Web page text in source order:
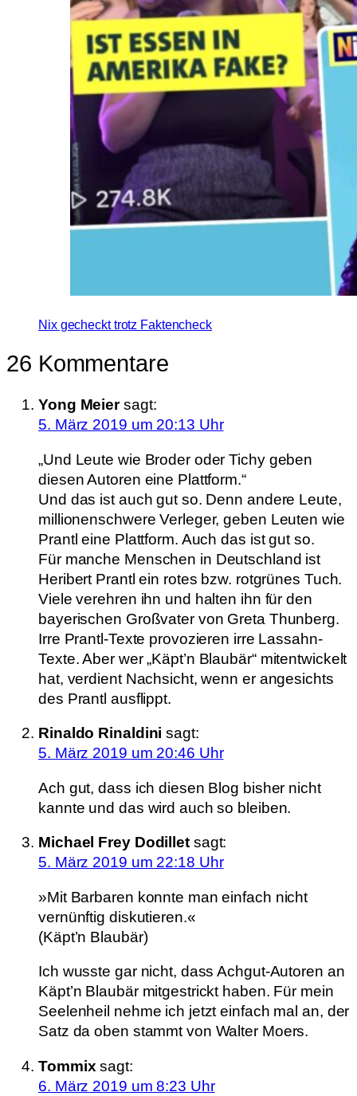
Nix gecheckt trotz Faktencheck
26 Kommentare
Yong Meier sagt:
5. März 2019 um 20:13 Uhr
„Und Leute wie Broder oder Tichy geben
diesen Autoren eine Plattform.“
Und das ist auch gut so. Denn andere Leute,
millionenschwere Verleger, geben Leuten wie
Prantl eine Plattform. Auch das ist gut so.
Für manche Menschen in Deutschland ist
Heribert Prantl ein rotes bzw. rotgrünes Tuch.
Viele verehren ihn und halten ihn für den
bayerischen Großvater von Greta Thunberg.
Irre Prantl-Texte provozieren irre Lassahn-
Texte. Aber wer „Käpt’n Blaubär“ mitentwickelt
hat, verdient Nachsicht, wenn er angesichts
des Prantl ausflippt.
Rinaldo Rinaldini sagt:
5. März 2019 um 20:46 Uhr
Ach gut, dass ich diesen Blog bisher nicht
kannte und das wird auch so bleiben.
Michael Frey Dodillet sagt:
5. März 2019 um 22:18 Uhr
»Mit Barbaren konnte man einfach nicht
vernünftig diskutieren.«
(Käpt’n Blaubär)
Ich wusste gar nicht, dass Achgut-Autoren an
Käpt’n Blaubär mitgestrickt haben. Für mein
Seelenheil nehme ich jetzt einfach mal an, der
Satz da oben stammt von Walter Moers.
Tommix sagt:
6. März 2019 um 8:23 Uhr